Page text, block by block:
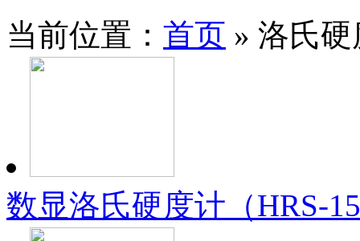
当前位置： 首页 » 洛氏
数显洛氏硬度计（HRS-